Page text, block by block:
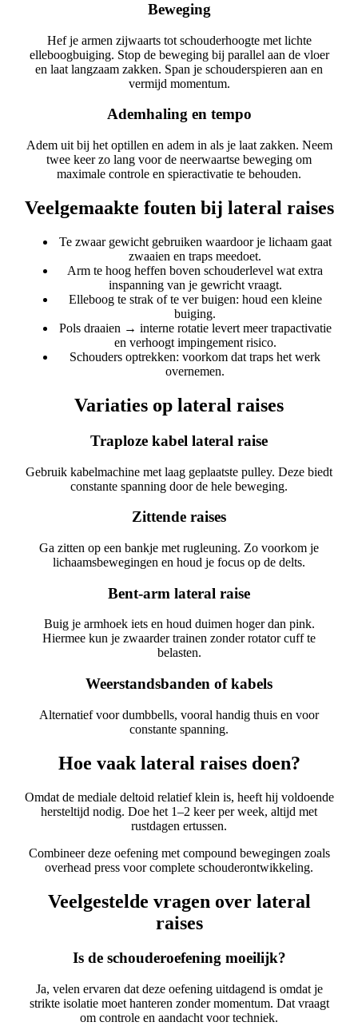
Beweging
Hef je armen zijwaarts tot schouderhoogte met lichte
elleboogbuiging. Stop de beweging bij parallel aan de vloer
en laat langzaam zakken. Span je schouderspieren aan en
vermijd momentum.
Ademhaling en tempo
Adem uit bij het optillen en adem in als je laat zakken. Neem
twee keer zo lang voor de neerwaartse beweging om
maximale controle en spieractivatie te behouden.
Veelgemaakte fouten bij lateral raises
Te zwaar gewicht gebruiken waardoor je lichaam gaat
zwaaien en traps meedoet.
Arm te hoog heffen boven schouderlevel wat extra
inspanning van je gewricht vraagt.
Elleboog te strak of te ver buigen: houd een kleine
buiging.
Pols draaien → interne rotatie levert meer trapactivatie
en verhoogt impingement risico.
Schouders optrekken: voorkom dat traps het werk
overnemen.
Variaties op lateral raises
Traploze kabel lateral raise
Gebruik kabelmachine met laag geplaatste pulley. Deze biedt
constante spanning door de hele beweging.
Zittende raises
Ga zitten op een bankje met rugleuning. Zo voorkom je
lichaamsbewegingen en houd je focus op de delts.
Bent‑arm lateral raise
Buig je armhoek iets en houd duimen hoger dan pink.
Hiermee kun je zwaarder trainen zonder rotator cuff te
belasten.
Weerstandsbanden of kabels
Alternatief voor dumbbells, vooral handig thuis en voor
constante spanning.
Hoe vaak lateral raises doen?
Omdat de mediale deltoid relatief klein is, heeft hij voldoende
hersteltijd nodig. Doe het 1–2 keer per week, altijd met
rustdagen ertussen.
Combineer deze oefening met compound bewegingen zoals
overhead press voor complete schouderontwikkeling.
Veelgestelde vragen over lateral
raises
Is de schouderoefening moeilijk?
Ja, velen ervaren dat deze oefening uitdagend is omdat je
strikte isolatie moet hanteren zonder momentum. Dat vraagt
om controle en aandacht voor techniek.